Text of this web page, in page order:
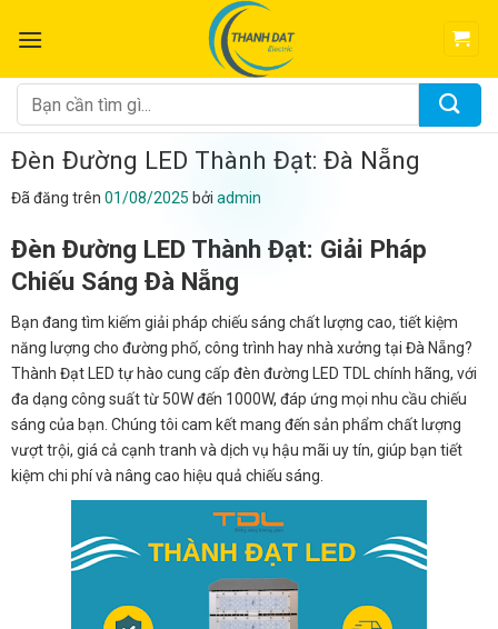
đến
dung
Tìm
kiếm:
Đèn Đường LED Thành Đạt: Đà Nẵng
Đã đăng trên 01/08/2025 bởi admin
Đèn Đường LED Thành Đạt: Giải Pháp
Chiếu Sáng Đà Nẵng
Bạn đang tìm kiếm giải pháp chiếu sáng chất lượng cao, tiết kiệm
năng lượng cho đường phố, công trình hay nhà xưởng tại Đà Nẵng?
Thành Đạt LED tự hào cung cấp đèn đường LED TDL chính hãng, với
đa dạng công suất từ 50W đến 1000W, đáp ứng mọi nhu cầu chiếu
sáng của bạn. Chúng tôi cam kết mang đến sản phẩm chất lượng
vượt trội, giá cả cạnh tranh và dịch vụ hậu mãi uy tín, giúp bạn tiết
kiệm chi phí và nâng cao hiệu quả chiếu sáng.